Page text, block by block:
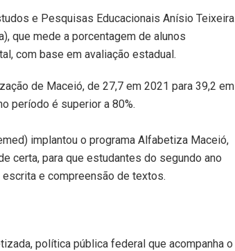
e Pesquisas Educacionais Anísio Teixeira
que mede a porcentagem de alunos
com base em avaliação estadual.
de Maceió, de 27,7 em 2021 para 39,2 em
período é superior a 80%.
implantou o programa Alfabetiza Maceió,
certa, para que estudantes do segundo ano
e compreensão de textos.
política pública federal que acompanha o